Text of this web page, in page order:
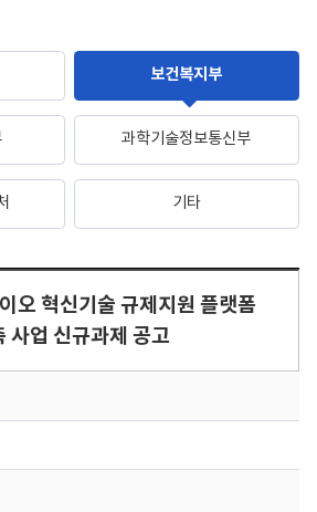
보건복지부
과학기술정보통신부
기타
오 혁신기술 규제지원 플랫폼
사업 신규과제 공고